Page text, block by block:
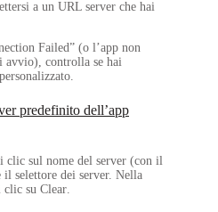
a un URL server che hai
Failed” (o l’app non
avvio), controlla se hai
predefinito dell’app
clic sul nome del server (con il
selettore dei server. Nella
clic su Clear